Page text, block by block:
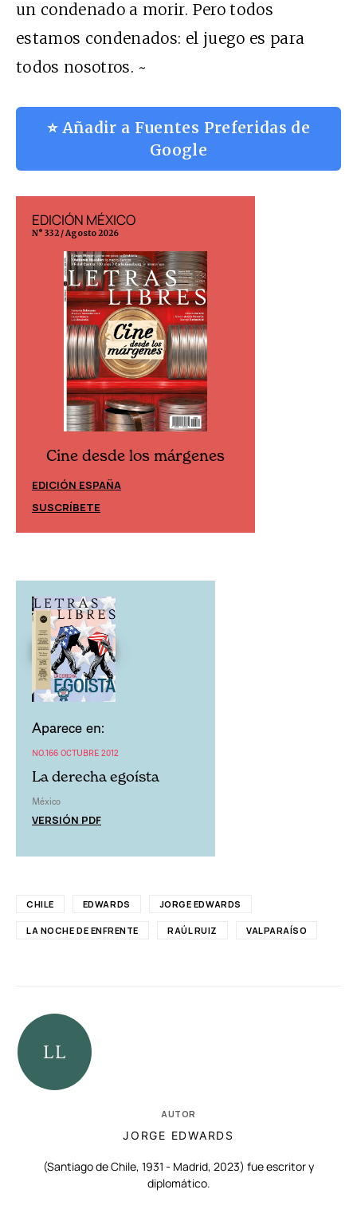
un condenado a morir. Pero todos
estamos condenados: el juego es para
todos nosotros. ~
⭐ Añadir a Fuentes Preferidas de
Google
EDICIÓN MÉXICO
N° 332 / Agosto 2026
Cine desde los márgenes
EDICIÓN ESPAÑA
SUSCRÍBETE
Aparece en:
NO.166 OCTUBRE 2012
La derecha egoísta
México
VERSIÓN PDF
CHILE EDWARDS JORGE EDWARDS
LA NOCHE DE ENFRENTE RAÚL RUIZ VALPARAÍSO
AUTOR
JORGE EDWARDS
(Santiago de Chile, 1931 - Madrid, 2023) fue escritor y
diplomático.